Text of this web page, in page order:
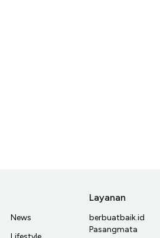
News
Layanan
berbuatbaik.id
Pasangmata